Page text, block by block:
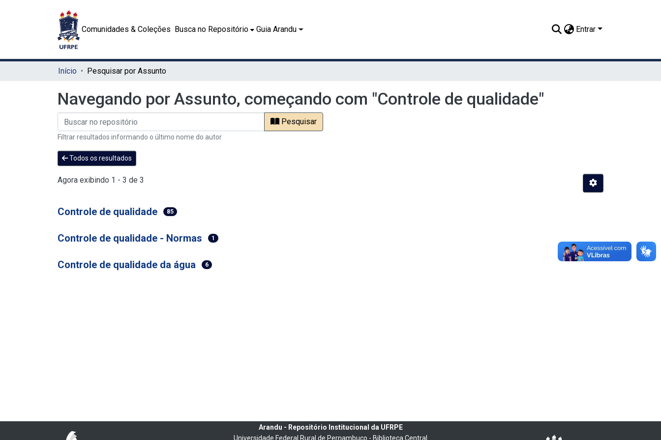
Comunidades & Coleções Busca no Repositório Guia Arandu Entrar
Início Pesquisar por Assunto
Navegando por Assunto, começando com "Controle de qualidade"
Pesquisar
Filtrar resultados informando o último nome do autor
Todos os resultados
Agora exibindo 1 - 3 de 3
Controle de qualidade 85
Controle de qualidade - Normas 1
Controle de qualidade da água 6
Arandu - Repositório Institucional da UFRPE
Universidade Federal Rural de Pernambuco - Biblioteca Central